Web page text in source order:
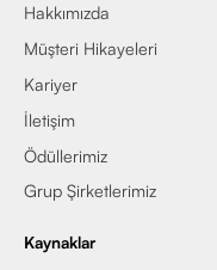
Hakkımızda
Müşteri Hikayeleri
Kariyer
İletişim
Ödüllerimiz
Grup Şirketlerimiz
Kaynaklar